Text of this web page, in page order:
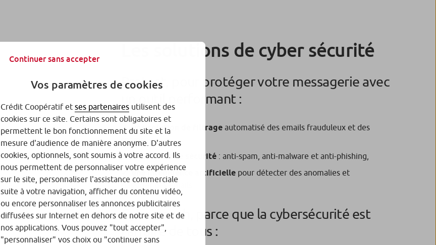
Les solutions de cyber sécurité
Protect, pour protéger votre messagerie avec
un outil performant :
une solution de filtrage automatisé des emails frauduleux et des
spams,
des filtres de sécurité : anti-spam, anti-malware et anti-phishing,
une intelligence artificielle pour détecter des anomalies et
classifier des emails.
Cybercoach, parce que la cybersécurité est
l’affaire de tous :
Continuer sans accepter
Vos paramètres de cookies
Crédit Coopératif et ses partenaires utilisent des
cookies sur ce site. Certains sont obligatoires et
permettent le bon fonctionnement du site et la
mesure d'audience de manière anonyme. D'autres
cookies, optionnels, sont soumis à votre accord. Ils
nous permettent de personnaliser votre expérience
sur le site, personnaliser l'assistance commerciale
suite à votre navigation, afficher du contenu vidéo,
ou encore personnaliser les annonces publicitaires
diffusées sur Internet en dehors de notre site et de
nos applications. Vous pouvez "tout accepter",
"personnaliser" vos choix ou "continuer sans